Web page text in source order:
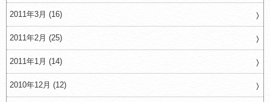
2011年3月 (16)
2011年2月 (25)
2011年1月 (14)
2010年12月 (12)